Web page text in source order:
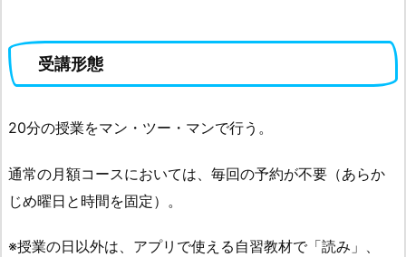
受講形態
20分の授業をマン・ツー・マンで行う。
通常の月額コースにおいては、毎回の予約が不要（あらか
じめ曜日と時間を固定）。
※授業の日以外は、アプリで使える自習教材で「読み」、